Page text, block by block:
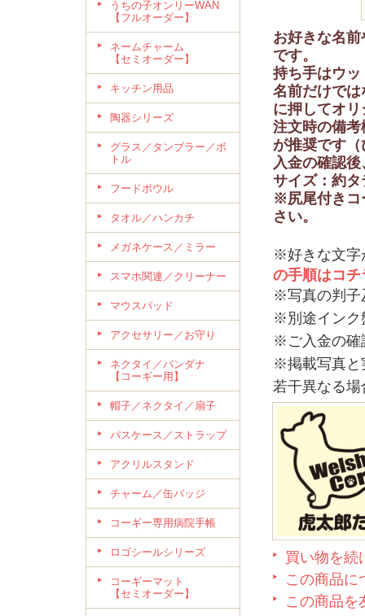
うちの子オンリーWAN
【フルオーダー】
ネームチャーム
【セミオーダー】
キッチン用品
陶器シリーズ
グラス／タンブラー／ボ
トル
フードボウル
タオル／ハンカチ
メガネケース／ミラー
スマホ関連／クリーナー
マウスパッド
アクセサリー／お守り
ネクタイ／バンダナ
【コーギー用】
帽子／ネクタイ／扇子
パスケース／ストラップ
アクリルスタンド
チャーム／缶バッジ
コーギー専用病院手帳
ロゴシールシリーズ
コーギーマット
【セミオーダー】
お好きな名
です。
持ち手はウ
名前だけで
に押してオ
注文時の備
が推奨です
入金の確認
サイズ：約
※尻尾付きコ
さい。
※好きな文字
の手順はコチ
※写真の判子
※別途インク
※ご入金の確
※掲載写真と
若干異なる
買い物を続
この商品に
この商品を